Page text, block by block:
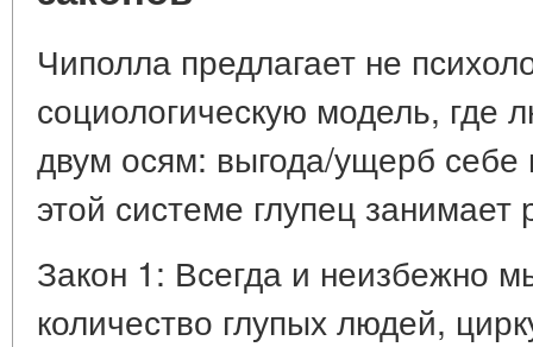
Чиполла предлагает не
социологическую модель, где
двум осям: выгода/ущерб
этой системе глупец
Закон 1: Всегда и неизбежно
количество глупых людей,